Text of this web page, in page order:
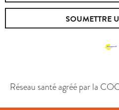
SOUMETTRE
Réseau santé agréé par la